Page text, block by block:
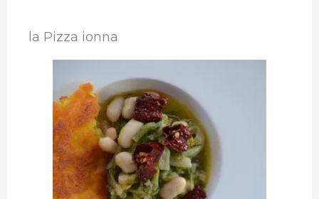
la Pizza ionna